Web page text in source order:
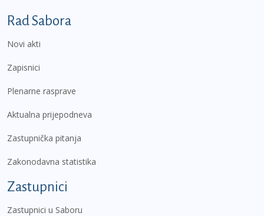
Podnožje prvi izbornik
Rad Sabora
Novi akti
Zapisnici
Plenarne rasprave
Aktualna prijepodneva
Zastupnička pitanja
Zakonodavna statistika
Zastupnici
Zastupnici u Saboru